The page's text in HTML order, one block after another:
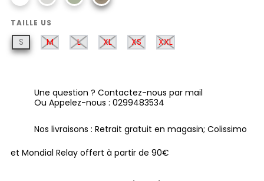
TAILLE US
S M L XL XS XXL
Une question ? Contactez-nous par mail
Ou Appelez-nous : 0299483534
Nos livraisons : Retrait gratuit en magasin; Colissimo
et Mondial Relay offert à partir de 90€